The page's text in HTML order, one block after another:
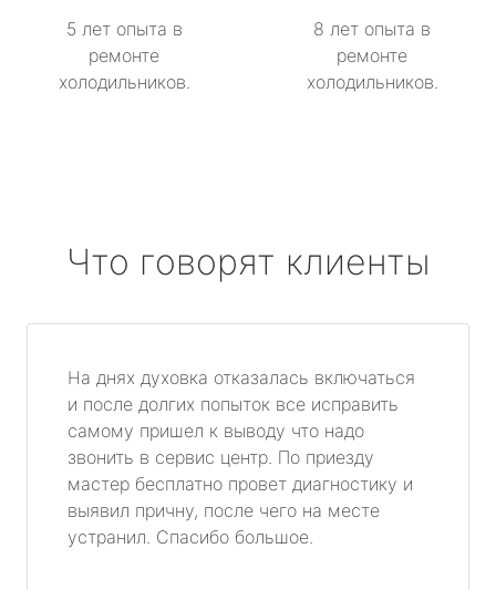
5 лет опыта в
ремонте
холодильников.
8 лет опыта в
ремонте
холодильников.
Что говорят клиенты
На днях духовка отказалась включаться
и после долгих попыток все исправить
самому пришел к выводу что надо
звонить в сервис центр. По приезду
мастер бесплатно провет диагностику и
выявил причну, после чего на месте
устранил. Спасибо большое.